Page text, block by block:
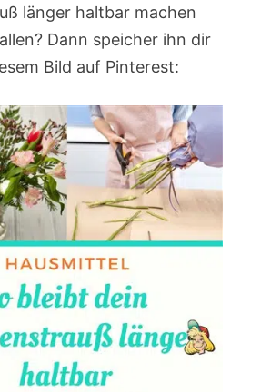
länger haltbar machen
Dann speicher ihn dir
Bild auf Pinterest: